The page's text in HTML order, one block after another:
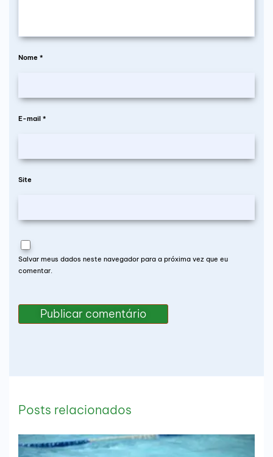
Nome *
E-mail *
Site
Salvar meus dados neste navegador para a próxima vez que eu
comentar.
Posts relacionados